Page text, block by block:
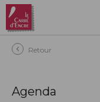
Aller au contenu
Retour
Agenda